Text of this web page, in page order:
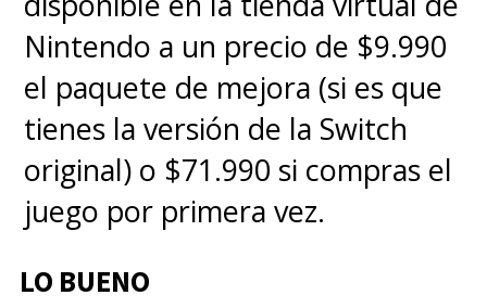
LYTIA 828 de 50 MP)cuenta
con una apertura f/1.6 y
estabilización óptica (OIS) que
captura muchísima luz, por lo
que los coloresson muy
pero naturales, sin llegar a la
Nintendo a un precio de $9.990
el paquete de mejora (si es que
tienes la versión de la Switch
original) o $71.990 si compras el
juego por primera vez.
LO BUENO